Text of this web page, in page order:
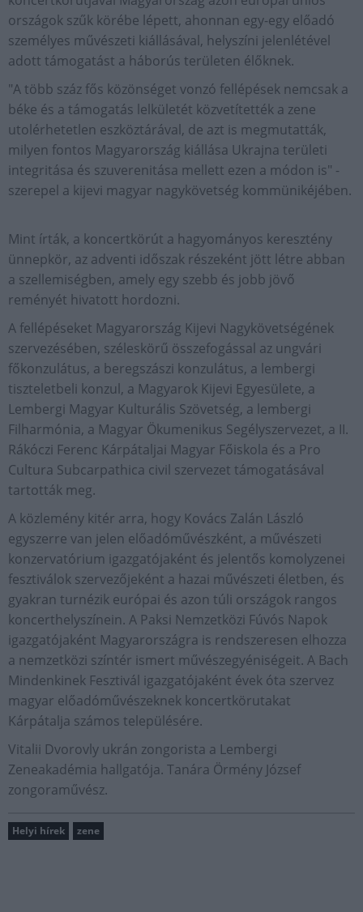
országok szűk körébe lépett, ahonnan egy-egy előadó
személyes művészeti kiállásával, helyszíni jelenlétével
adott támogatást a háborús területen élőknek.
"A több száz fős közönséget vonzó fellépések nemcsak a
béke és a támogatás lelkületét közvetítették a zene
utolérhetetlen eszköztárával, de azt is megmutatták,
milyen fontos Magyarország kiállása Ukrajna területi
integritása és szuverenitása mellett ezen a módon is" -
szerepel a kijevi magyar nagykövetség kommünikéjében.
Mint írták, a koncertkörút a hagyományos keresztény
ünnepkör, az adventi időszak részeként jött létre abban
a szellemiségben, amely egy szebb és jobb jövő
reményét hivatott hordozni.
A fellépéseket Magyarország Kijevi Nagykövetségének
szervezésében, széleskörű összefogással az ungvári
főkonzulátus, a beregszászi konzulátus, a lembergi
tiszteletbeli konzul, a Magyarok Kijevi Egyesülete, a
Lembergi Magyar Kulturális Szövetség, a lembergi
Filharmónia, a Magyar Ökumenikus Segélyszervezet, a II.
Rákóczi Ferenc Kárpátaljai Magyar Főiskola és a Pro
Cultura Subcarpathica civil szervezet támogatásával
tartották meg.
A közlemény kitér arra, hogy Kovács Zalán László
egyszerre van jelen előadóművészként, a művészeti
konzervatórium igazgatójaként és jelentős komolyzenei
fesztiválok szervezőjeként a hazai művészeti életben, és
gyakran turnézik európai és azon túli országok rangos
koncerthelyszínein. A Paksi Nemzetközi Fúvós Napok
igazgatójaként Magyarországra is rendszeresen elhozza
a nemzetközi színtér ismert művészegyéniségeit. A Bach
Mindenkinek Fesztivál igazgatójaként évek óta szervez
magyar előadóművészeknek koncertkörutakat
Kárpátalja számos településére.
Vitalii Dvorovly ukrán zongorista a Lembergi
Zeneakadémia hallgatója. Tanára Örmény József
zongoraművész.
Helyi hírek zene